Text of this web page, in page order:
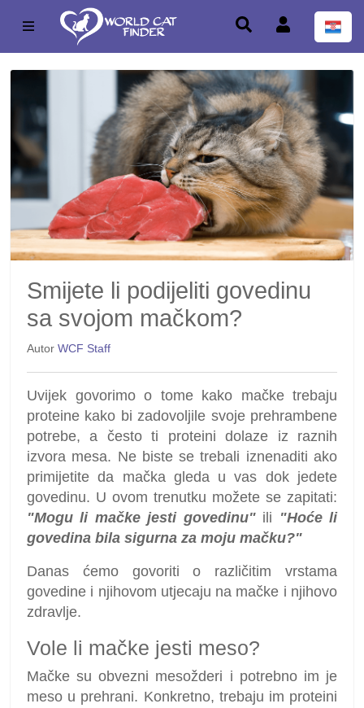
Smijete li podijeliti govedinu
sa svojom mačkom?
Autor WCF Staff
Uvijek govorimo o tome kako mačke trebaju
proteine kako bi zadovoljile svoje prehrambene
potrebe, a često ti proteini dolaze iz raznih
izvora mesa. Ne biste se trebali iznenaditi ako
primijetite da mačka gleda u vas dok jedete
govedinu. U ovom trenutku možete se zapitati:
"Mogu li mačke jesti govedinu"ili "Hoće li
govedina bila sigurna za moju mačku?"
Danas ćemo govoriti o različitim vrstama
govedine i njihovom utjecaju na mačke i njihovo
zdravlje.
Vole li mačke jesti meso?
Mačke su obvezni mesožderi i potrebno im je
meso u prehrani. Konkretno, trebaju im proteini